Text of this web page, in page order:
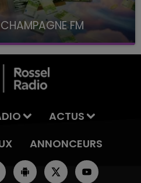
FM
FM, à 8H10
ACTUS
ANNONCEURS